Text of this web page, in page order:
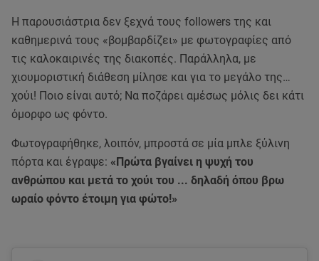
Η παρουσιάστρια δεν ξεχνά τους followers της και
καθημερινά τους «βομβαρδίζει» με φωτογραφίες από
τις καλοκαιρινές της διακοπές. Παράλληλα, με
χιουμοριστική διάθεση μίλησε και για το μεγάλο της…
χούι! Ποιο είναι αυτό; Να ποζάρει αμέσως μόλις δει κάτι
όμορφο ως φόντο.
Φωτογραφήθηκε, λοιπόν, μπροστά σε μία μπλε ξύλινη
πόρτα και έγραψε: «Πρώτα βγαίνει η ψυχή του
ανθρώπου και μετά το χούι του ... δηλαδή όπου βρω
ωραίο φόντο έτοιμη για φώτο!»